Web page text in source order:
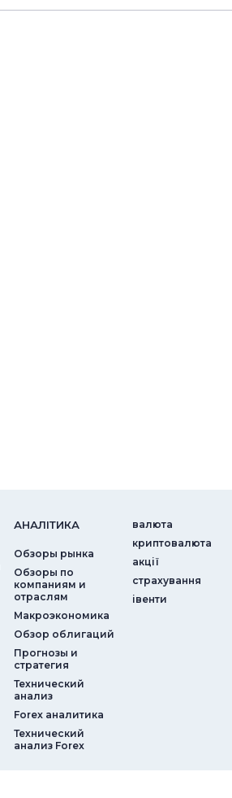
АНАЛIТИКА
Обзоры рынка
Обзоры по
компаниям и
отраслям
Макроэкономика
Обзор облигаций
Прогнозы и
стратегия
Технический
анализ
Forex аналитика
Технический
анализ Forex
валюта
криптовалюта
акції
страхування
iвенти